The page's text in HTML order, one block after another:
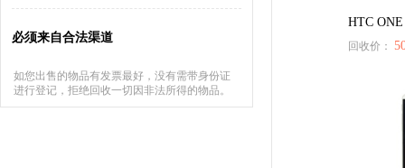
必须来自合法渠道
如您出售的物品有发票最好，没有需带身份证
进行登记，拒绝回收一切因非法所得的物品。
HTC
回收价：